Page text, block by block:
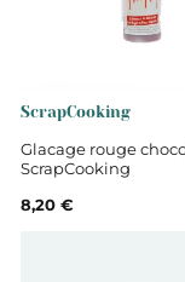
ScrapCooking
Glacage rouge
ScrapCooking
8,20 €